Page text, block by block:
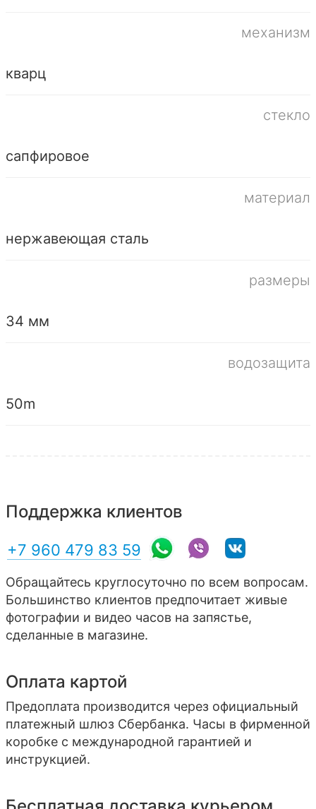
механизм
кварц
стекло
сапфировое
материал
нержавеющая сталь
размеры
34 мм
водозащита
50m
Поддержка клиентов
+7 960 479 83 59
Обращайтесь круглосуточно по всем вопросам.
Большинство клиентов предпочитает живые
фотографии и видео часов на запястье,
сделанные в магазине.
Оплата картой
Предоплата производится через официальный
платежный шлюз Сбербанка. Часы в фирменной
коробке с международной гарантией и
инструкцией.